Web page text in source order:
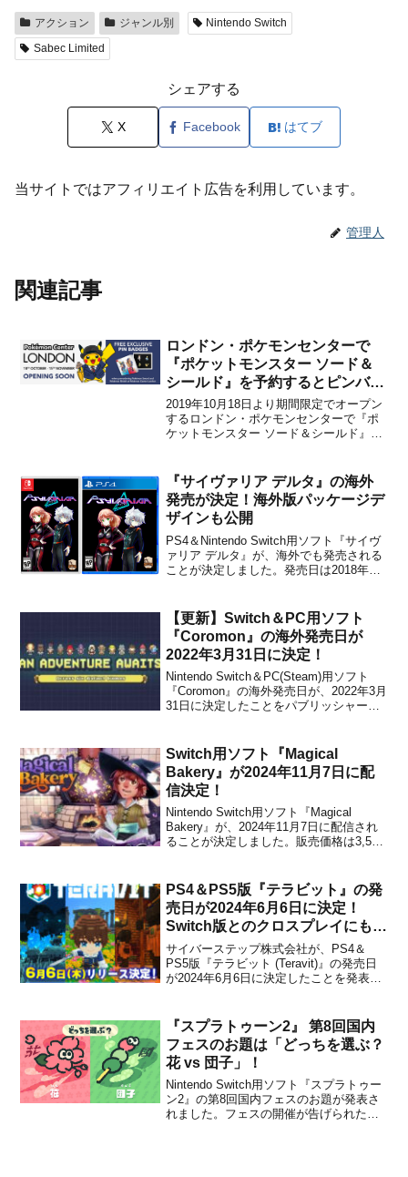
アクション ジャンル別
Nintendo Switch
Sabec Limited
シェアする
X Facebook はてブ
当サイトではアフィリエイト広告を利用しています。
管理人
関連記事
ロンドン・ポケモンセンターで
『ポケットモンスター ソード＆
シールド』を予約するとピンバッ
ジをもらえることが発表に！ほか
2019年10月18日より期間限定でオープン
するロンドン・ポケモンセンターで『ポ
ケットモンスター ソード＆シールド』を
ニー・メッソン」の3キャラクターに加え
て、「ピカチュウ」も入った4個セットに
なっているよう...
『サイヴァリア デルタ』の海外
発売が決定！海外版パッケージデ
ザインも公開
PS4＆Nintendo Switch用ソフト『サイヴ
ァリア デルタ』が、海外でも発売される
ことが決定しました。発売日は2018年が
されています。※パッケージデザインは
仮のものです。Dispatch Games...
【更新】Switch＆PC用ソフト
『Coromon』の海外発売日が
2022年3月31日に決定！
Nintendo Switch＆PC(Steam)用ソフト
『Coromon』の海外発売日が、2022年3月
31日に決定したことをパブリッシャーの
本でリリースされるかは不明ですが、
Steam...
Switch用ソフト『Magical
Bakery』が2024年11月7日に配
信決定！
Nintendo Switch用ソフト『Magical
Bakery』が、2024年11月7日に配信され
ることが決定しました。販売価格は3,500
かかったお菓子を舞台にした、シングル
プレイ用の魅力...
PS4＆PS5版『テラビット』の発
売日が2024年6月6日に決定！
Switch版とのクロスプレイにも対
応
サイバーステップ株式会社が、PS4＆
PS5版『テラビット (Teravit)』の発売日
が2024年6月6日に決定したことを発表し
Nintendo Switch版やPC版のプレイヤーと
一緒にプレイすることも可能...
『スプラトゥーン2』 第8回国内
フェスのお題は「どっちを選ぶ？
花 vs 団子」！
Nintendo Switch用ソフト『スプラトゥー
ン2』の第8回国内フェスのお題が発表さ
れました。フェスの開催が告げられた。